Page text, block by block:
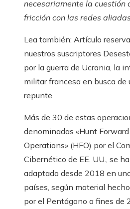
necesariamente la cuestión
fricción con las redes
Lea también: Artículo
nuestros suscriptores
por la guerra de Ucrania, la
militar francesa en busca de
repunte
Más de 30 de estas
denominadas «Hunt Forward
Operations» (HFO) por el
Cibernético de EE. UU., se
adaptado desde 2018 en
países, según material
por el Pentágono a fines de